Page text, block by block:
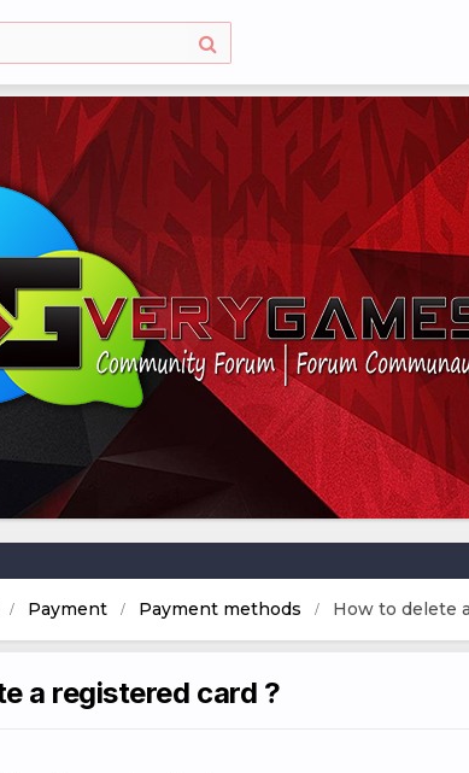
Payment Payment methods How to delete
a registered card ?